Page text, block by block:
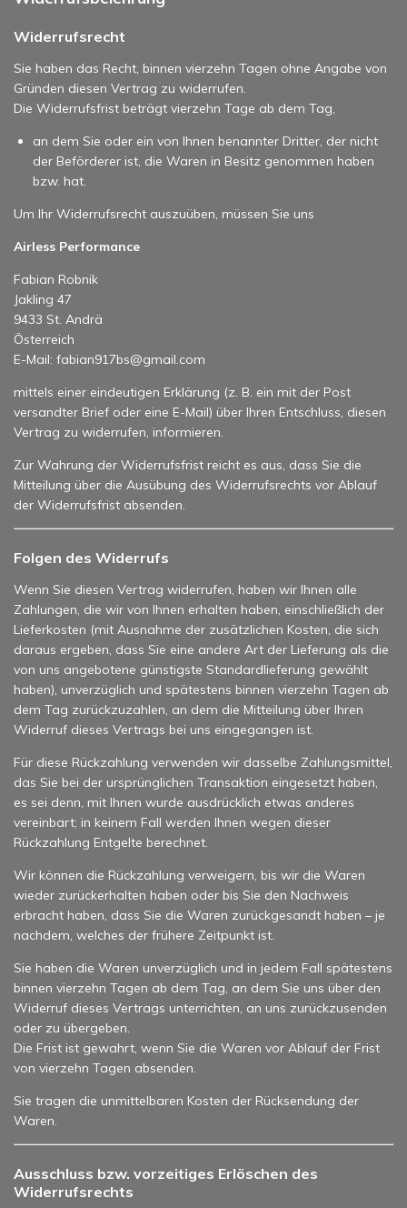
Widerrufsrecht
Sie haben das Recht, binnen vierzehn Tagen ohne Angabe von
Gründen diesen Vertrag zu widerrufen.
Die Widerrufsfrist beträgt vierzehn Tage ab dem Tag,
an dem Sie oder ein von Ihnen benannter Dritter, der nicht
der Beförderer ist, die Waren in Besitz genommen haben
bzw. hat.
Um Ihr Widerrufsrecht auszuüben, müssen Sie uns
Airless Performance
Fabian Robnik
Jakling 47
9433 St. Andrä
Österreich
E-Mail: fabian917bs@gmail.com
mittels einer eindeutigen Erklärung (z. B. ein mit der Post
versandter Brief oder eine E-Mail) über Ihren Entschluss, diesen
Vertrag zu widerrufen, informieren.
Zur Wahrung der Widerrufsfrist reicht es aus, dass Sie die
Mitteilung über die Ausübung des Widerrufsrechts vor Ablauf
der Widerrufsfrist absenden.
Folgen des Widerrufs
Wenn Sie diesen Vertrag widerrufen, haben wir Ihnen alle
Zahlungen, die wir von Ihnen erhalten haben, einschließlich der
Lieferkosten (mit Ausnahme der zusätzlichen Kosten, die sich
daraus ergeben, dass Sie eine andere Art der Lieferung als die
von uns angebotene günstigste Standardlieferung gewählt
haben), unverzüglich und spätestens binnen vierzehn Tagen ab
dem Tag zurückzuzahlen, an dem die Mitteilung über Ihren
Widerruf dieses Vertrags bei uns eingegangen ist.
Für diese Rückzahlung verwenden wir dasselbe Zahlungsmittel,
das Sie bei der ursprünglichen Transaktion eingesetzt haben,
es sei denn, mit Ihnen wurde ausdrücklich etwas anderes
vereinbart; in keinem Fall werden Ihnen wegen dieser
Rückzahlung Entgelte berechnet.
Wir können die Rückzahlung verweigern, bis wir die Waren
wieder zurückerhalten haben oder bis Sie den Nachweis
erbracht haben, dass Sie die Waren zurückgesandt haben – je
nachdem, welches der frühere Zeitpunkt ist.
Sie haben die Waren unverzüglich und in jedem Fall spätestens
binnen vierzehn Tagen ab dem Tag, an dem Sie uns über den
Widerruf dieses Vertrags unterrichten, an uns zurückzusenden
oder zu übergeben.
Die Frist ist gewahrt, wenn Sie die Waren vor Ablauf der Frist
von vierzehn Tagen absenden.
Sie tragen die unmittelbaren Kosten der Rücksendung der
Waren.
Ausschluss bzw. vorzeitiges Erlöschen des
Widerrufsrechts